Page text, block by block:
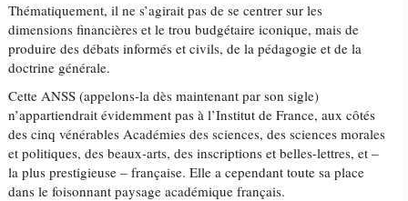
Thématiquement, il ne s’agirait pas de se centrer sur les
dimensions financières et le trou budgétaire iconique, mais de
produire des débats informés et civils, de la pédagogie et de la
doctrine générale.
Cette ANSS (appelons-la dès maintenant par son sigle)
n’appartiendrait évidemment pas à l’Institut de France, aux côtés
des cinq vénérables Académies des sciences, des sciences morales
et politiques, des beaux-arts, des inscriptions et belles-lettres, et –
la plus prestigieuse – française. Elle a cependant toute sa place
dans le foisonnant paysage académique français.